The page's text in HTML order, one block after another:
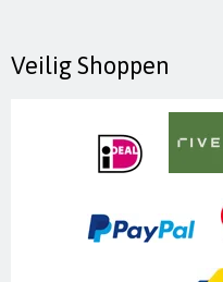
Veilig Shoppen